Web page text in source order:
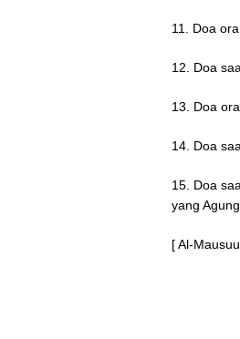
11. Doa
12. Doa
13. Doa
14. Doa
15. Doa
yang
[ Al-